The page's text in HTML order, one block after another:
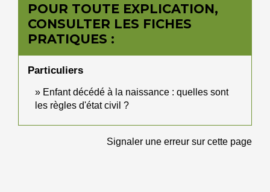
POUR TOUTE EXPLICATION,
CONSULTER LES FICHES
PRATIQUES :
Particuliers
Enfant décédé à la naissance : quelles sont
les règles d'état civil ?
Signaler une erreur sur cette page